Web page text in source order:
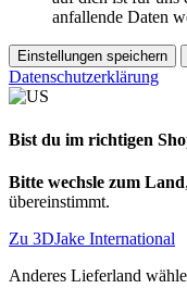
anfallende Daten
Einstellungen speichern
Datenschutzerklärung
Bist du im richtigen
Bitte wechsle zum Land
übereinstimmt.
Zu 3DJake International
Anderes Lieferland